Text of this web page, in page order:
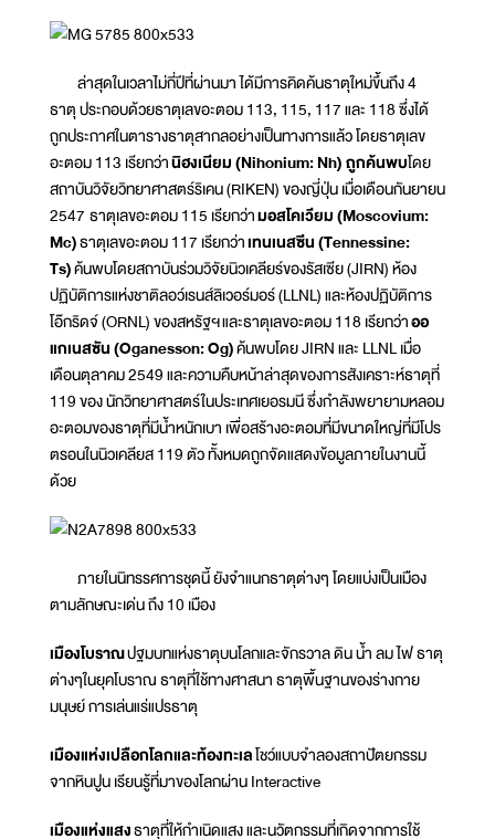
ล่าสุดในเวลาไม่กี่ปีที่ผ่านมา ได้มีการคิดค้นธาตุใหม่ขึ้นถึง 4
ธาตุ ประกอบด้วยธาตุเลขอะตอม 113, 115, 117 และ 118 ซึ่งได้
ถูกประกาศในตารางธาตุสากลอย่างเป็นทางการแล้ว โดยธาตุเลข
อะตอม 113 เรียกว่านิฮงเนียม (Nihonium: Nh) ถูกค้นพบโดย
สถาบันวิจัยวิทยาศาสตร์ริเคน (RIKEN) ของญี่ปุ่น เมื่อเดือนกันยายน
2547 ธาตุเลขอะตอม 115 เรียกว่ามอสโคเวียม (Moscovium:
Mc)ธาตุเลขอะตอม 117 เรียกว่าเทนเนสซีน (Tennessine:
Ts)ค้นพบโดยสถาบันร่วมวิจัยนิวเคลียร์ของรัสเซีย (JIRN) ห้อง
ปฏิบัติการแห่งชาติลอว์เรนส์ลิเวอร์มอร์ (LLNL) และห้องปฏิบัติการ
โอ๊กริดจ์ (ORNL) ของสหรัฐฯ และธาตุเลขอะตอม 118 เรียกว่าออ
แกเนสซัน (Oganesson: Og)ค้นพบโดย JIRN และ LLNL เมื่อ
เดือนตุลาคม 2549 และความคืบหน้าล่าสุดของการสังเคราะห์ธาตุที่
119 ของ นักวิทยาศาสตร์ในประเทศเยอรมนี ซึ่งกำลังพยายามหลอม
อะตอมของธาตุที่มีน้ำหนักเบา เพื่อสร้างอะตอมที่มีขนาดใหญ่ที่มีโปร
ตรอนในนิวเคลียส 119 ตัว ทั้งหมดถูกจัดแสดงข้อมูลภายในงานนี้
ด้วย
ภายในนิทรรศการชุดนี้ ยังจำแนกธาตุต่างๆ โดยแบ่งเป็นเมือง
ตามลักษณะเด่น ถึง 10 เมือง
เมืองโบราณปฐมบทแห่งธาตุบนโลกและจักรวาล ดิน น้ำ ลม ไฟ ธาตุ
ต่างๆในยุคโบราณ ธาตุที่ใช้ทางศาสนา ธาตุพื้นฐานของร่างกาย
มนุษย์ การเล่นแร่แปรธาตุ
เมืองแห่งเปลือกโลกและท้องทะเลโชว์แบบจำลองสถาปัตยกรรม
จากหินปูน เรียนรู้ที่มาของโลกผ่าน Interactive
เมืองแห่งแสงธาตุที่ให้กำเนิดแสง และนวัตกรรมที่เกิดจากการใช้